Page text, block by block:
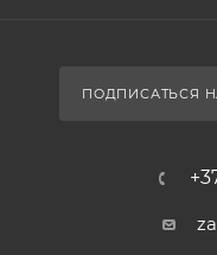
ПОДПИСАТЬСЯ